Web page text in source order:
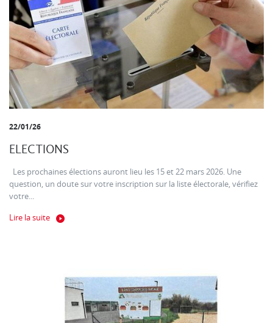
22/01/26
ELECTIONS
Les prochaines élections auront lieu les 15 et 22 mars 2026. Une
question, un doute sur votre inscription sur la liste électorale, vérifiez
votre...
Lire la suite